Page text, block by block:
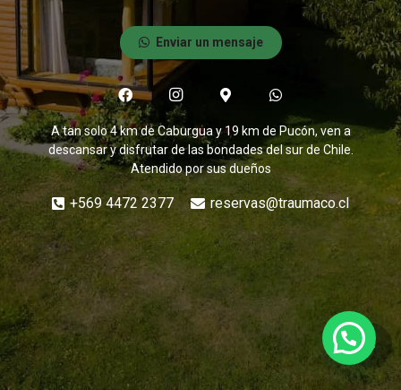
Enviar un mensaje
A tan solo4 km de Caburgua y 19 km de Pucón, ven a
descansar y disfrutar de las bondades del sur de Chile.
Atendido por sus dueños
+569 4472 2377 reservas@traumaco.cl
keyboard_arrow_up